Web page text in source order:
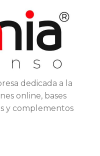
dedicada a la
online, bases
y complementos